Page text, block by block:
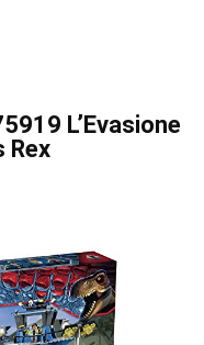
L’Evasione
Rex